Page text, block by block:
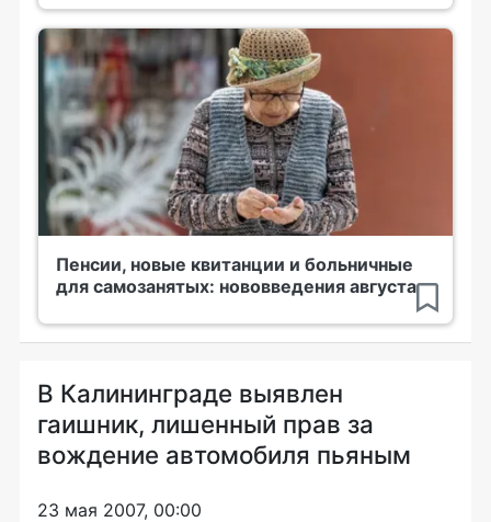
Пенсии, новые квитанции и больничные
для самозанятых: нововведения августа
В Калининграде выявлен
гаишник, лишенный прав за
вождение автомобиля пьяным
23 мая 2007, 00:00